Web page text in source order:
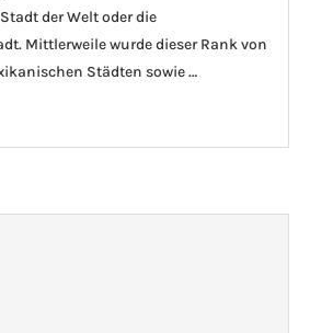
der Welt oder die
Mittlerweile wurde dieser Rank von
Städten sowie …